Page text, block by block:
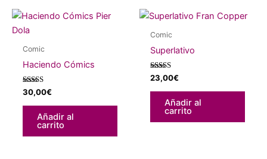
Comic
Haciendo Cómics
Valorado
con
5.00
30,00€
Añadir al
carrito
Comic
Superlativo
Valorado
con
5.00
23,00€
Añadir al
carrito